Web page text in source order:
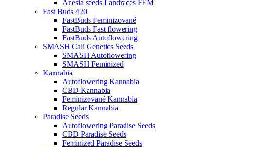
Anesia seeds Landraces FEM
Fast Buds 420
FastBuds Feminizované
FastBuds Fast flowering
FastBuds Autoflowering
SMASH Cali Genetics Seeds
SMASH Autoflowering
SMASH Feminized
Kannabia
Autoflowering Kannabia
CBD Kannabia
Feminizované Kannabia
Regular Kannabia
Paradise Seeds
Autoflowering Paradise Seeds
CBD Paradise Seeds
Feminized Paradise Seeds